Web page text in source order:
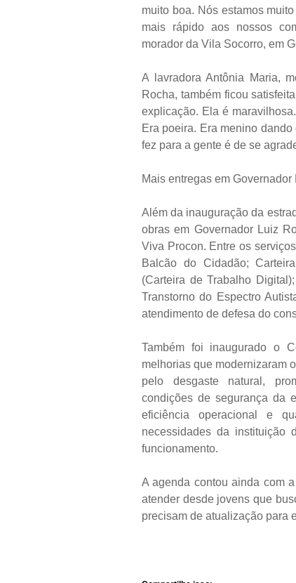
muito boa. Nós estamos
mais rápido aos nossos
morador da Vila Socorro, em
A lavradora Antônia Maria,
Rocha, também ficou
explicação. Ela é
Era poeira. Era menino
fez para a gente é de se
Mais entregas em Governador
Além da inauguração da
obras em Governador Luiz
Viva Procon. Entre os
Balcão do Cidadão;
(Carteira de Trabalho
Transtorno do Espectro
atendimento de defesa do
Também foi inaugurado o
melhorias que modernizaram
pelo desgaste natural,
condições de segurança da
eficiência operacional e
necessidades da
funcionamento.
A agenda contou ainda com
atender desde jovens que
precisam de atualização para